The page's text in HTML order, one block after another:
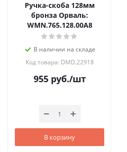
Ручка-скоба 128мм
бронза Орваль:
WMN.765.128.00A8
В наличии на складе
Код товара: DMD.22918
955руб./шт
В корзину